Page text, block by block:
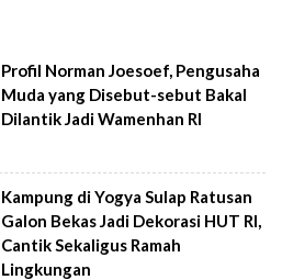
Profil Norman Joesoef, Pengusaha
Muda yang Disebut-sebut Bakal
Dilantik Jadi Wamenhan RI
Kampung di Yogya Sulap Ratusan
Galon Bekas Jadi Dekorasi HUT RI,
Cantik Sekaligus Ramah
Lingkungan